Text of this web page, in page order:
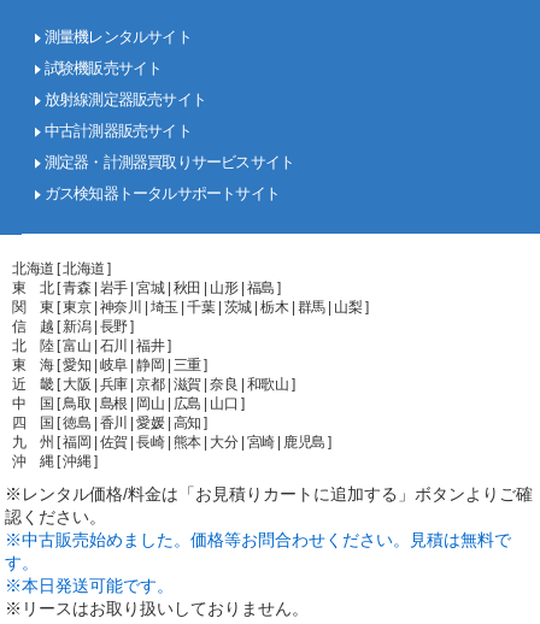
測量機レンタルサイト
試験機販売サイト
放射線測定器販売サイト
中古計測器販売サイト
測定器・計測器買取りサービスサイト
ガス検知器トータルサポートサイト
北海道 [ 北海道 ]
東 北 [ 青森 | 岩手 | 宮城 | 秋田 | 山形 | 福島 ]
関 東 [ 東京 | 神奈川 | 埼玉 | 千葉 | 茨城 | 栃木 | 群馬 | 山梨 ]
信 越 [ 新潟 | 長野 ]
北 陸 [ 富山 | 石川 | 福井 ]
東 海 [ 愛知 | 岐阜 | 静岡 | 三重 ]
近 畿 [ 大阪 | 兵庫 | 京都 | 滋賀 | 奈良 | 和歌山 ]
中 国 [ 鳥取 | 島根 | 岡山 | 広島 | 山口 ]
四 国 [ 徳島 | 香川 | 愛媛 | 高知 ]
九 州 [ 福岡 | 佐賀 | 長崎 | 熊本 | 大分 | 宮崎 | 鹿児島 ]
沖 縄 [ 沖縄 ]
※レンタル価格/料金は「お見積りカートに追加する」ボタンよりご確
認ください。
※中古販売始めました。価格等お問合わせください。見積は無料で
す。
※本日発送可能です。
※リースはお取り扱いしておりません。